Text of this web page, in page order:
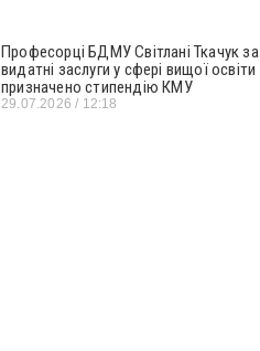
Професорці БДМУ Світлані Ткачук за
видатні заслуги у сфері вищої освіти
призначено стипендію КМУ
29.07.2026 12:18